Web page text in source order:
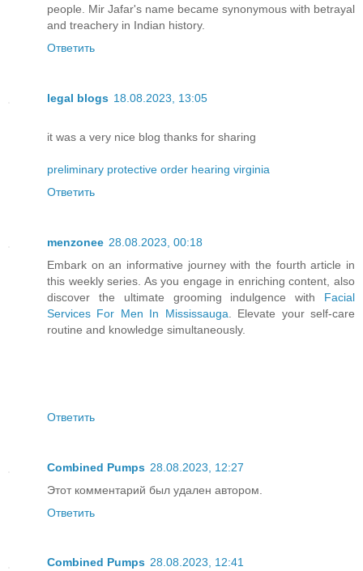
people. Mir Jafar's name became synonymous with betrayal
and treachery in Indian history.
Ответить
legal blogs 18.08.2023, 13:05
it was a very nice blog thanks for sharing
preliminary protective order hearing virginia
Ответить
menzonee 28.08.2023, 00:18
Embark on an informative journey with the fourth article in
this weekly series. As you engage in enriching content, also
discover the ultimate grooming indulgence with Facial
Services For Men In Mississauga . Elevate your self-care
routine and knowledge simultaneously.
Ответить
Combined Pumps 28.08.2023, 12:27
Этот комментарий был удален автором.
Ответить
Combined Pumps 28.08.2023, 12:41